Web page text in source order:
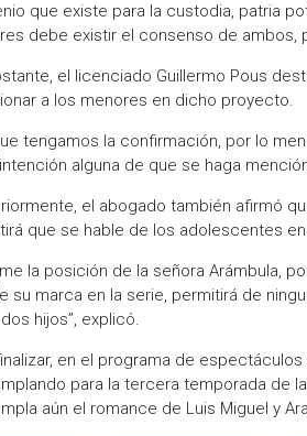
que existe para la custodia, patria
debe existir el consenso de ambos,
el licenciado Guillermo Pous
a los menores en dicho proyecto.
tengamos la confirmación, por lo
alguna de que se haga
el abogado también afirmó
que se hable de los adolescentes
la posición de la señora Arámbula,
su marca en la serie, permitirá de
hijos”, explicó.
en el programa de
para la tercera temporada de
aún el romance de Luis Miguel y